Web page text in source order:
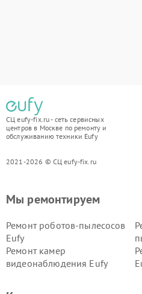
СЦ eufy-fix.ru - сеть сервисных
центров в Москве по ремонту и
обслуживанию техники Eufy
2021-2026 © СЦ eufy-fix.ru
Мы ремонтируем
Ремонт роботов-пылесосов
Eufy
Ремонт камер
видеонаблюдения Eufy